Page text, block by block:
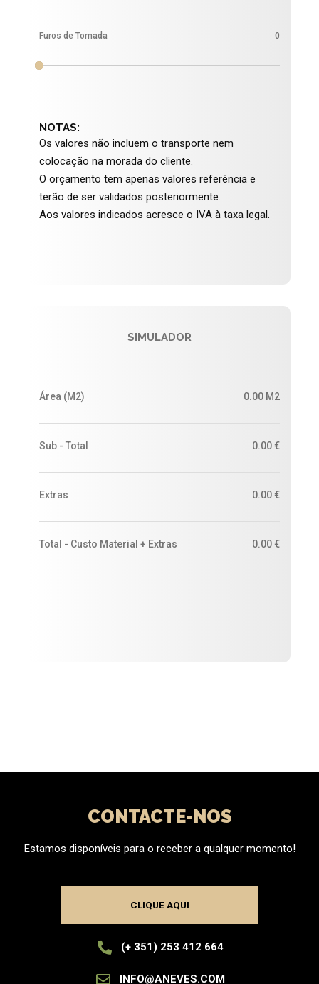
Furos de Tomada 0
NOTAS:
Os valores não incluem o transporte nem
colocação na morada do cliente.
O orçamento tem apenas valores referência e
terão de ser validados posteriormente.
Aos valores indicados acresce o IVA à taxa legal.
SIMULADOR
Área (m2) 0.00 M2
Sub - Total 0.00 €
Extras 0.00 €
Total - Custo Material + Extras 0.00 €
CONTACTE-NOS
Estamos disponíveis para o receber a qualquer momento!
CLIQUE AQUI
(+ 351) 253 412 664
INFO@ANEVES.COM